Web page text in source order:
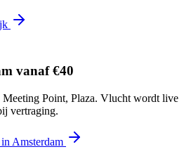
vanaf €40
Point, Plaza. Vlucht wordt live
vertraging.
Amsterdam